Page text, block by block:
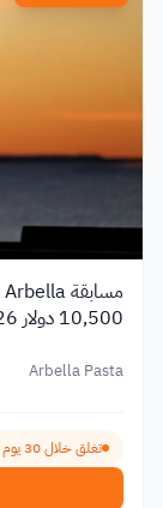
10,500 دولار 2026
Arbella Pasta
تغلق خلال 30 يوم